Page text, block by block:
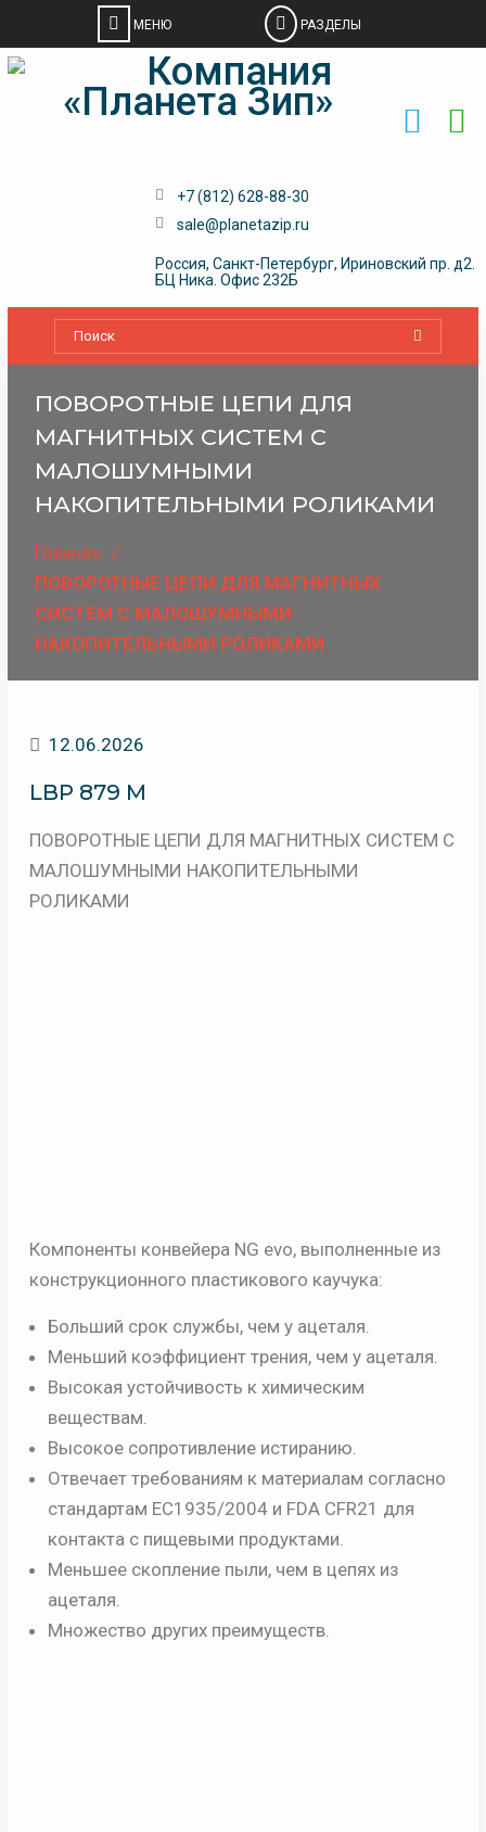
Skip
+7 (812) 628-88-30
sale@planetazip.ru
Россия, Санкт-Петербург, Ириновский пр. д2.
БЦ Ника. Офис 232Б
ПОВОРОТНЫЕ ЦЕПИ ДЛЯ
МАГНИТНЫХ СИСТЕМ С
МАЛОШУМНЫМИ
НАКОПИТЕЛЬНЫМИ РОЛИКАМИ
Главная
ПОВОРОТНЫЕ ЦЕПИ ДЛЯ МАГНИТНЫХ
СИСТЕМ С МАЛОШУМНЫМИ
НАКОПИТЕЛЬНЫМИ РОЛИКАМИ
12.06.2026
LBP 879 M
ПОВОРОТНЫЕ ЦЕПИ ДЛЯ МАГНИТНЫХ СИСТЕМ С
МАЛОШУМНЫМИ НАКОПИТЕЛЬНЫМИ
РОЛИКАМИ
Компоненты конвейера NG еvо, выполненные из
конструкционного пластикового каучука:
Больший срок службы, чем у ацеталя.
Меньший коэффициент трения, чем у ацеталя.
Высокая устойчивость к химическим
веществам.
Высокое сопротивление истиранию.
Отвечает требованиям к материалам согласно
стандартам ЕС1935/2004 и FDA CFR21 для
контакта с пищевыми продуктами.
Меньшее скопление пыли, чем в цепях из
ацеталя.
Множество других преимуществ.